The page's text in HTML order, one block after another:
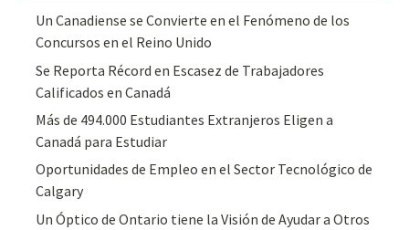
Un Canadiense se Convierte en el Fenómeno de los
Concursos en el Reino Unido
Se Reporta Récord en Escasez de Trabajadores
Calificados en Canadá
Más de 494.000 Estudiantes Extranjeros Eligen a
Canadá para Estudiar
Oportunidades de Empleo en el Sector Tecnológico de
Calgary
Un Óptico de Ontario tiene la Visión de Ayudar a Otros